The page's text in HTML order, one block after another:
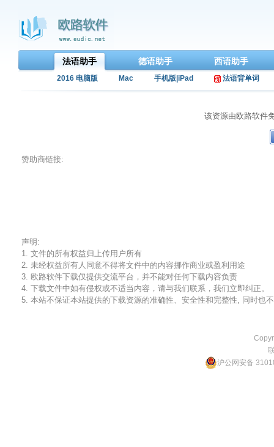
法语助手 德语助手 西语助手
2016 电脑版 Mac 手机版|iPad 法语背单词
该资源由欧路软件
赞助商链接:
声明:
1. 文件的所有权益归上传用户所有
2. 未经权益所有人同意不得将文件中的内容挪作商业或盈利用途
3. 欧路软件下载仅提供交流平台，并不能对任何下载内容负责
4. 下载文件中如有侵权或不适当内容，请与我们联系，我们立即纠正。
5. 本站不保证本站提供的下载资源的准确性、安全性和完整性, 同时也
沪公网安备